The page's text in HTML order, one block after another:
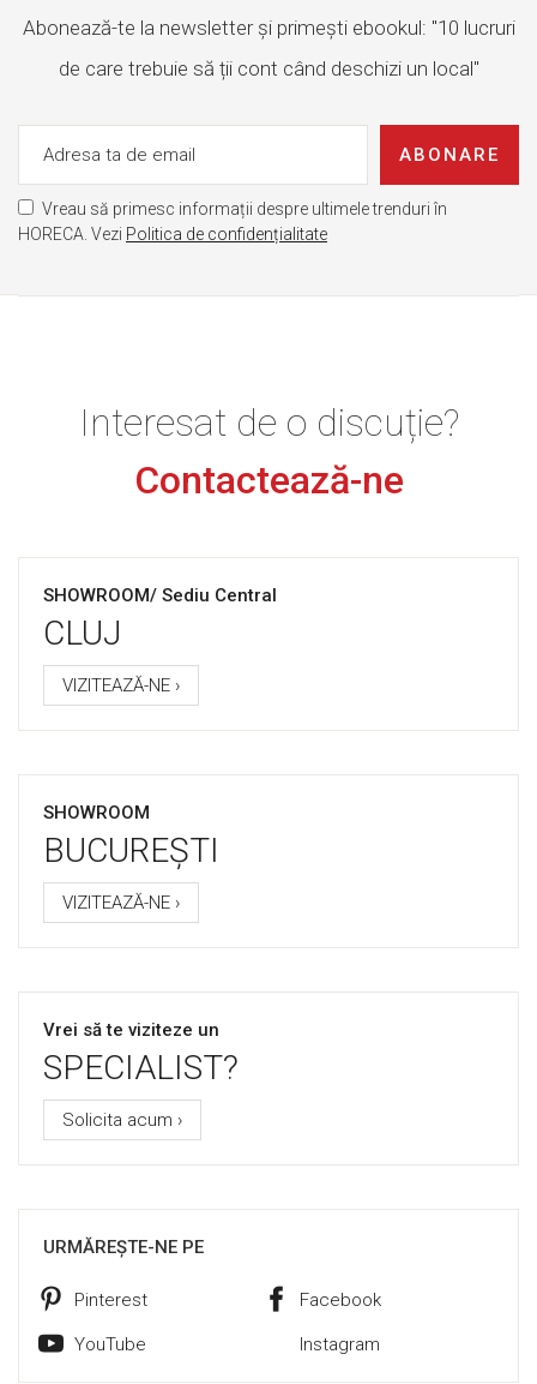
Abonează-te la newsletter și primești ebookul: "10 lucruri
de care trebuie să ții cont când deschizi un local"
ABONARE
Vreau să primesc informații despre ultimele trenduri în
HORECA. Vezi Politica de confidențialitate
Interesat de o discuție?
Contactează-ne
SHOWROOM/ Sediu Central
CLUJ
VIZITEAZĂ-NE ›
SHOWROOM
BUCUREȘTI
VIZITEAZĂ-NE ›
Vrei să te viziteze un
SPECIALIST?
Solicita acum ›
URMĂREȘTE-NE PE
Pinterest Facebook
YouTube Instagram